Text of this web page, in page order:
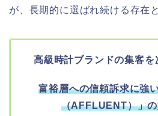
が、長期的に選ばれ続ける存在
高級時計ブランドの集客を
富裕層への信頼訴求に強
（AFFLUENT）」